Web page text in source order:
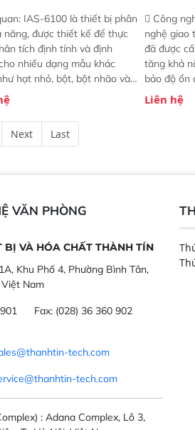
IAS-6100 là thiết bị phân
năng, được thiết kế để thực
tích định tính và định
nhiều dạng mẫu khác
hạt nhỏ, bột, bột nhão và
Thiết bị này cho phép bất
có thể thực hiện phân tích
phần chỉ với một nút bấm
mọi lúc, mọi nơi. Chuyên
 Công
nghệ giao
đã được
tăng khả
bảo độ ổn
 Phạm vi
nhu cầu
Liên hệ
Next Last
VĂN PHÒNG
BỊ VÀ HÓA CHẤT THÀNH TÍN
Khu Phố 4, Phường Bình Tân,
Nam
901 Fax: (028) 36 360 902
tech.com
tech.com
: Adana Complex, Lô 3,